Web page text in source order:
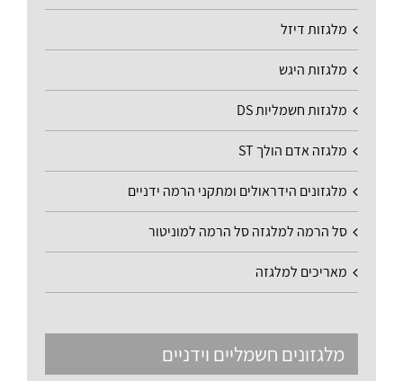
מלגזות דיזל
מלגזות היגש
מלגזות חשמליות DS
מלגזה אדם הולך ST
מלגזונים הידראולים ומתקני הרמה ידניים
סל הרמה למלגזה סל הרמה למוניטור
מאריכים למלגזה
מלגזונים חשמליים וידניים